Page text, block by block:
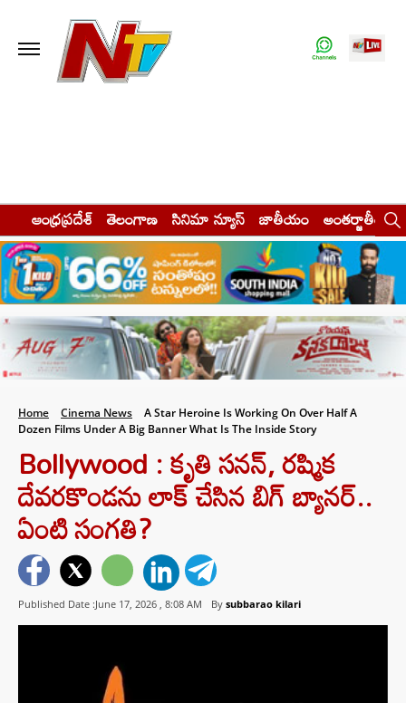
ఆంధ్రప్రదేశ్ తెలంగాణ సినిమా న్యూస్ జాతీయం అంతర్జాతీయం
Home Cinema News
A Star Heroine Is Working On Over Half A
Dozen Films Under A Big Banner What Is The Inside Story
Bollywood : కృతి సనన్‌, రష్మిక
దేవరకొండను లాక్ చేసిన బిగ్ బ్యానర్..
ఏంటి సంగతి?
Published Date :June 17, 2026 , 8:08 AM By subbarao kilari